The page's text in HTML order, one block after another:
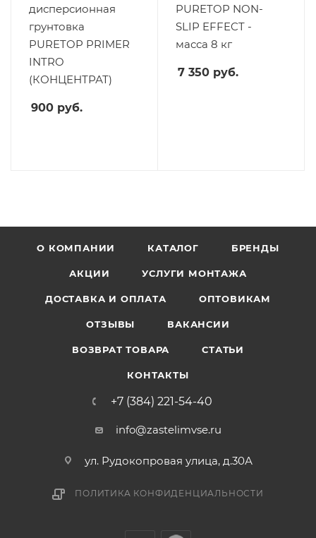
дисперсионная
грунтовка
PURETOP PRIMER
INTRO
(КОНЦЕНТРАТ)
900 руб.
PURETOP NON-
SLIP EFFECT -
масса 8 кг
7 350 руб.
О КОМПАНИИ КАТАЛОГ БРЕНДЫ
АКЦИИ УСЛУГИ МОНТАЖА
ДОСТАВКА И ОПЛАТА ОПТОВИКАМ
ОТЗЫВЫ ВАКАНСИИ
ВОЗВРАТ ТОВАРА СТАТЬИ
КОНТАКТЫ
+7 (384) 221-54-40
info@zastelimvse.ru
ул. Рудокопровая улица, д.30А
ПОЛИТИКА КОНФИДЕНЦИАЛЬНОСТИ